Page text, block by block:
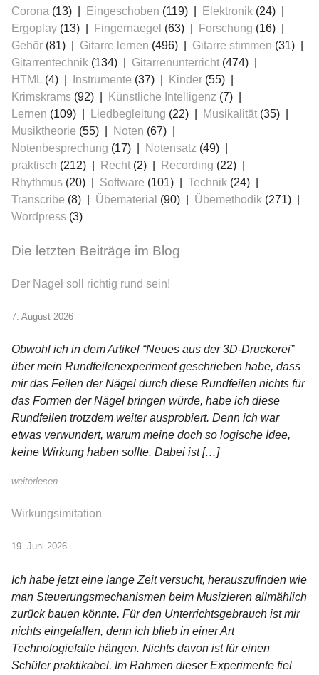
Corona (13) Eingeschoben (119) Elektronik (24)
Ergoplay (13) Fingernaegel (63) Forschung (16)
Gehör (81) Gitarre lernen (496) Gitarre stimmen (31)
Gitarrentechnik (134) Gitarrenunterricht(474)
HTML(4) Instrumente (37) Kinder (55)
Krimskrams (92) Künstliche Intelligenz (7)
Lernen (109) Liedbegleitung (22) Musikalität(35)
Musiktheorie (55) Noten (67)
Notenbesprechung (17) Notensatz (49)
praktisch (212) Recht(2) Recording (22)
Rhythmus (20) Software (101) Technik (24)
Transcribe (8) Übematerial (90) Übemethodik (271)
Wordpress (3)
Die letzten Beiträge im Blog
Der Nagel soll richtig rund sein!
7. August 2026
Obwohl ich in dem Artikel “Neues aus der 3D-Druckerei”
über mein Rundfeilenexperiment geschrieben habe, dass
mir das Feilen der Nägel durch diese Rundfeilen nichts für
das Formen der Nägel bringen würde, habe ich diese
Rundfeilen trotzdem weiter ausprobiert. Denn ich war
etwas verwundert, warum meine doch so logische Idee,
keine Wirkung haben sollte. Dabei ist […]
weiterlesen...
Wirkungsimitation
19. Juni 2026
Ich habe jetzt eine lange Zeit versucht, herauszufinden wie
man Steuerungsmechanismen beim Musizieren allmählich
zurück bauen könnte. Für den Unterrichtsgebrauch ist mir
nichts eingefallen, denn ich blieb in einer Art
Technologiefalle hängen. Nichts davon ist für einen
Schüler praktikabel. Im Rahmen dieser Experimente fiel